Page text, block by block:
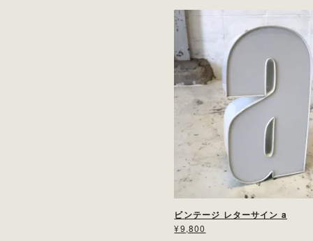
ビンテージ レターサイン a
¥9,800